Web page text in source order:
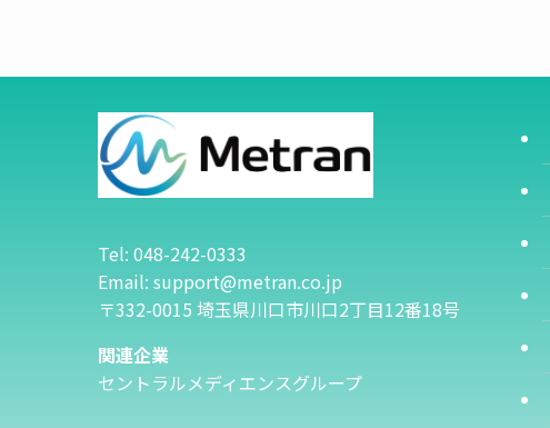
Tel: 048-242-0333
Email: support@metran.co.jp
〒332-0015 埼玉県川口市川口2丁目12番18号
関連企業
セントラルメディエンスグループ